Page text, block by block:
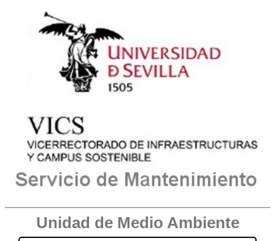
Unidad de Medio Ambiente